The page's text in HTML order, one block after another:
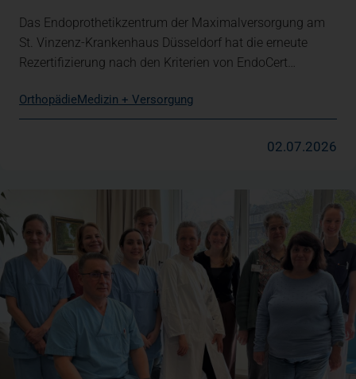
Das Endoprothetikzentrum der Maximalversorgung am
St. Vinzenz-Krankenhaus Düsseldorf hat die erneute
Rezertifizierung nach den Kriterien von EndoCert…
Orthopädie Medizin + Versorgung
02.07.2026